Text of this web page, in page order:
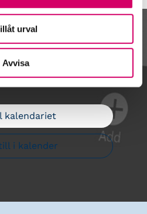
urval
Avvisa
kalendariet
i kalender